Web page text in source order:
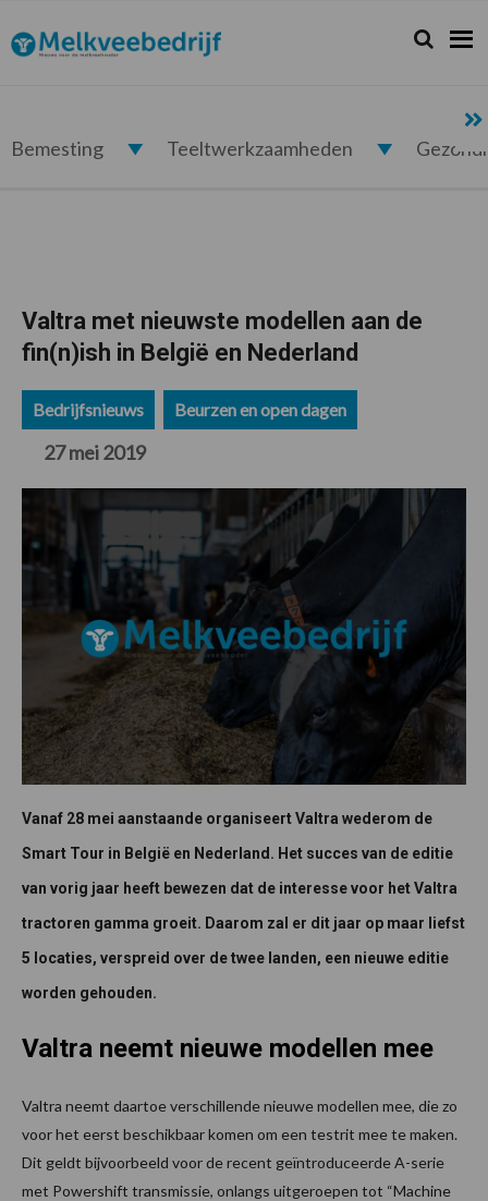
de
hoofdnavigatie
de
hoofd
de
eerste
de
voettekst
Melkveebedrijf.nl Zoeken...
Zoek
Bemesting Teeltwerkzaamheden
Valtra met nieuwste modellen aan de
fin(n)ish in België en Nederland
Bedrijfsnieuws Beurzen en open dagen
27 mei 2019
Vanaf 28 mei aanstaande organiseert Valtra wederom de
Smart Tour in België en Nederland. Het succes van de editie
van vorig jaar heeft bewezen dat de interesse voor het Valtra
tractoren gamma groeit. Daarom zal er dit jaar op maar liefst
5 locaties, verspreid over de twee landen, een nieuwe editie
worden gehouden.
Valtra neemt nieuwe modellen mee
Valtra neemt daartoe verschillende nieuwe modellen mee, die zo
voor het eerst beschikbaar komen om een testrit mee te maken.
Dit geldt bijvoorbeeld voor de recent geïntroduceerde A-serie
met Powershift transmissie, onlangs uitgeroepen tot “Machine